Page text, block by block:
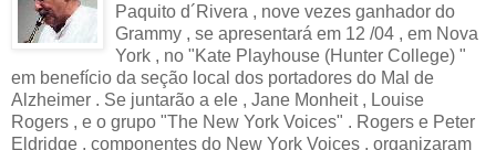
Paquito d´Rivera , nove vezes ganhador do
Grammy , se apresentará em 12 /04 , em Nova
York , no "Kate Playhouse (Hunter College) "
em benefício da seção local dos portadores do Mal de
Alzheimer . Se juntarão a ele , Jane Monheit , Louise
Rogers , e o grupo "The New York Voices" . Rogers e Peter
Eldridge , componentes do New York Voices , organizaram